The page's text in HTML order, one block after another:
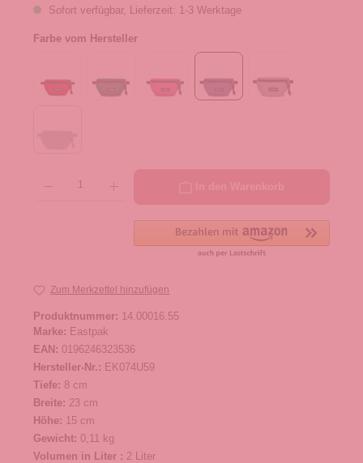
Sofort verfügbar, Lieferzeit: 1-3 Werktage
Farbe vom Hersteller
Zum Merkzettel hinzufügen
Produktnummer: 14.00016.55
Marke: Eastpak
EAN: 0196246323536
Hersteller-Nr.: EK074U59
Tiefe: 8 cm
Breite: 23 cm
Höhe: 15 cm
Gewicht: 0,11 kg
Volumen in Liter : 2 Liter